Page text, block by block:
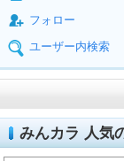
フォロー
ユーザー内検索
みんカラ 人気